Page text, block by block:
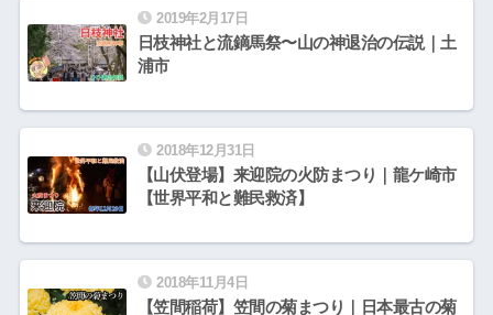
2019年2月17日
日枝神社と流鏑馬祭〜山の神退治の伝説｜土
浦市
2018年12月31日
【山伏登場】来迎院の火防まつり｜龍ケ崎市
【世界平和と難民救済】
2018年11月4日
【笠間稲荷】笠間の菊まつり｜日本最古の菊